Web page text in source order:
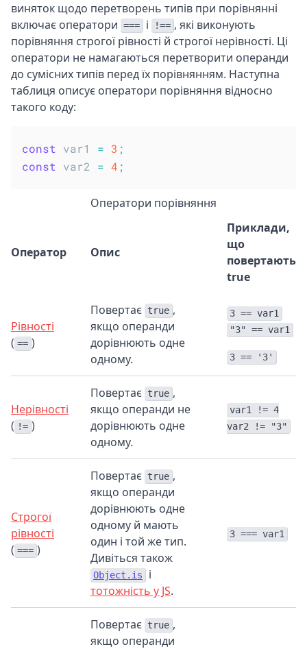
виняток щодо перетворень типів при порівнянні
включає оператори === і !== , які виконують
порівняння строгої рівності й строгої нерівності. Ці
оператори не намагаються перетворити операнди
до сумісних типів перед їх порівнянням. Наступна
таблиця описує оператори порівняння відносно
такого коду:
const var1 = 3 ;
const var2 = 4 ;
Оператори порівняння
Оператор Опис
Приклади,
що
повертають
true
Рівності
( == )
Повертає true ,
якщо операнди
дорівнюють одне
одному.
3 == var1
"3" == var1
3 == '3'
Нерівності
( != )
Повертає true ,
якщо операнди не
дорівнюють одне
одному.
var1 != 4
var2 != "3"
Строгої
рівності
( === )
Повертає true ,
якщо операнди
дорівнюють одне
одному й мають
один і той же тип.
Дивіться також
Object.is
і
тотожність у JS.
3 === var1
Повертає true ,
якщо операнди